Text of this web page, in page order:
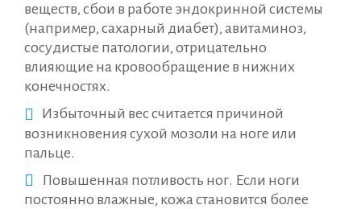
веществ, сбои в работе эндокринной системы
(например, сахарный диабет), авитаминоз,
сосудистые патологии, отрицательно
влияющие на кровообращение в нижних
конечностях.
Избыточный вес считается причиной
возникновения сухой мозоли на ноге или
пальце.
Повышенная потливость ног. Если ноги
постоянно влажные, кожа становится более